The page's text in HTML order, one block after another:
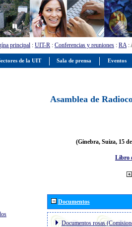
principal : UIT-R : Conferencias y reuniones : RA:
Asamblea de
(Ginebra, Suiza, 15
Libro
Documentos
Documentos rosas
de la UIT Sala de prensa Eventos